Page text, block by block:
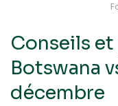
Conseils
Botswana
décembre